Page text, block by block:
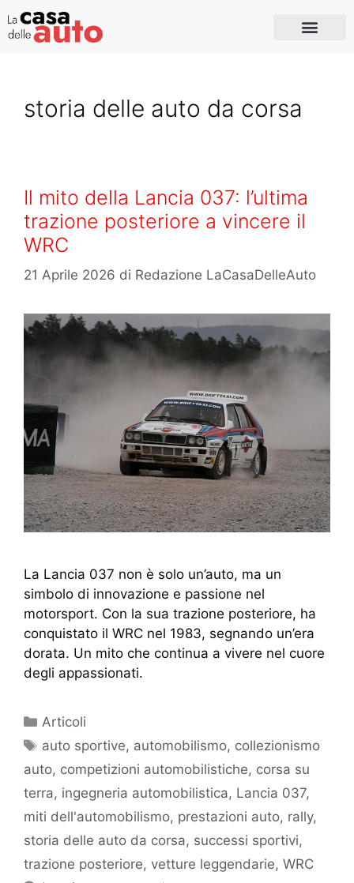
storia delle auto da corsa
Il mito della Lancia 037: l’ultima
trazione posteriore a vincere il
WRC
21 Aprile 2026 di Redazione LaCasaDelleAuto
La Lancia 037 non è solo un’auto, ma un
simbolo di innovazione e passione nel
motorsport. Con la sua trazione posteriore, ha
conquistato il WRC nel 1983, segnando un’era
dorata. Un mito che continua a vivere nel cuore
degli appassionati.
Articoli
auto sportive, automobilismo, collezionismo
auto, competizioni automobilistiche, corsa su
terra, ingegneria automobilistica, Lancia 037,
miti dell'automobilismo, prestazioni auto, rally,
storia delle auto da corsa, successi sportivi,
trazione posteriore, vetture leggendarie, WRC